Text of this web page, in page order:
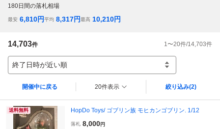
180日間の落札相場
最安 6,810円平均 8,317円最高 10,210円
14,703件 1 〜20件/14,703件
終了日時が近い順
開催中に戻る 20件表示 絞り込み(2)
送料無料 HopDo Toys/ ゴブリン族 モヒカンゴブリン. 1/12
落札 8,000円